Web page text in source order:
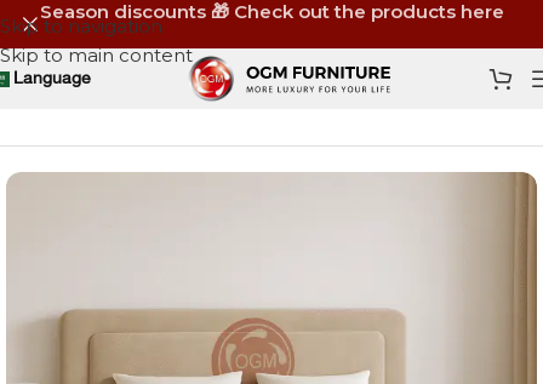
Skip to navigation
Skip to main content
Season discounts 🎁 Check out the products here
Language
Home Shop Furniture Beds